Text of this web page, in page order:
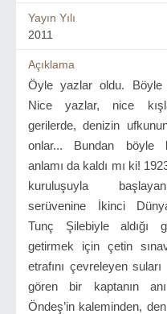
Yayın Yılı
2011
Açıklama
Öyle yazlar oldu. Böyle
Nice yazlar, nice
gerilerde, denizin
onlar... Bundan böyle
anlamı da kaldı mı ki!
kuruluşuyla
serüvenine İkinci
Tunç Şilebiyle aldığı
getirmek için çetin
etrafını çevreleyen
gören bir kaptanın
Öndeş’in kaleminden,